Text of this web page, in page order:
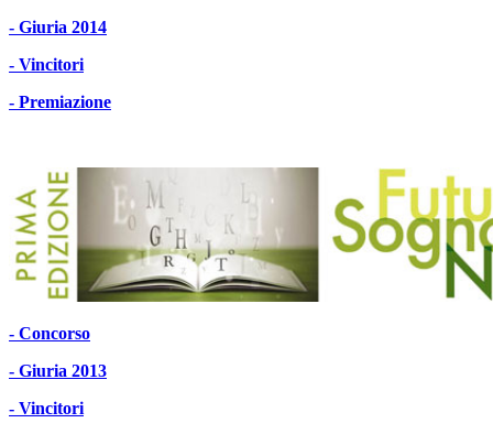
- Giuria 2014
- Vincitori
- Premiazione
- Concorso
- Giuria 2013
- Vincitori